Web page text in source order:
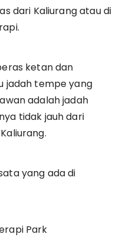
dari Kaliurang atau di
ketan dan
jadah tempe yang
adalah jadah
tidak jauh dari
yang ada di
Park